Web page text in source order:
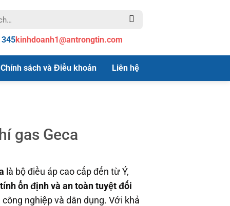
kinhdoanh1@antrongtin.com
Chính sách và Điều khoản Liên hệ
gas Geca
là bộ điều áp cao cấp đến từ Ý,
ổn định và an toàn tuyệt đối
nghiệp và dân dụng. Với khả